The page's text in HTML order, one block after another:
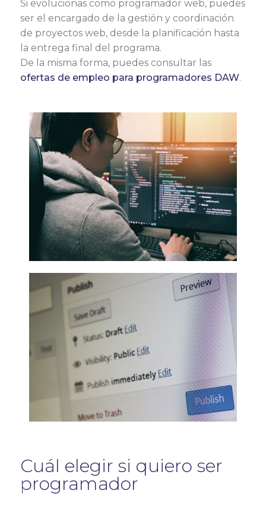
Si evolucionas como programador web, puedes
ser el encargado de la gestión y coordinación
de proyectos web, desde la planificación hasta
la entrega final del programa.
De la misma forma, puedes consultar las
ofertas de empleo para programadores DAW.
Cuál elegir si quiero ser
programador